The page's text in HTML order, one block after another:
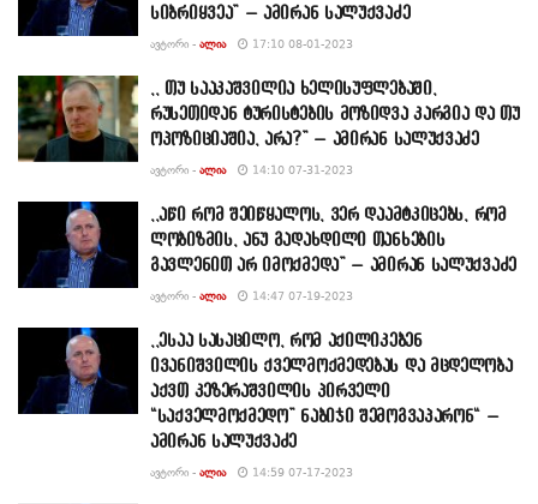
სიბრიყვეა” – ამირან სალუქვაძე
ᲐᲕᲢᲝᲠᲘ - ᲐᲚᲘᲐ 17:10 08-01-2023
,, თუ სააკაშვილია ხელისუფლებაში,
რუსეთიდან ტურისტების მოზიდვა კარგია და თუ
ოპოზიციაშია, არა?” – ამირან სალუქვაძე
ᲐᲕᲢᲝᲠᲘ - ᲐᲚᲘᲐ 14:10 07-31-2023
,,აწი რომ შეიწყალოს, ვერ დაამტკიცებს, რომ
ლობიზმის, ანუ გადახდილი თანხების
გავლენით არ იმოქმედა” – ამირან სალუქვაძე
ᲐᲕᲢᲝᲠᲘ - ᲐᲚᲘᲐ 14:47 07-19-2023
,,ესაა სასაცილო, რომ აქილიკებენ
ივანიშვილის ქველმოქმედებას და მცდელობა
აქვთ კეზერაშვილის პირველი
“საქველმოქმედო” ნაბიჯი შემოგვაპარონ“ –
ამირან სალუქვაძე
ᲐᲕᲢᲝᲠᲘ - ᲐᲚᲘᲐ 14:59 07-17-2023